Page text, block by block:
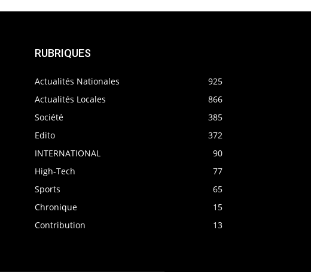
RUBRIQUES
Actualités Nationales
925
Actualités Locales
866
Société
385
Edito
372
INTERNATIONAL
90
High-Tech
77
Sports
65
Chronique
15
Contribution
13